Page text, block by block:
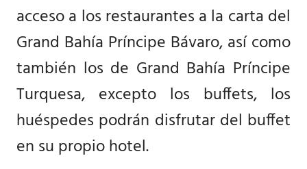
acceso a los restaurantes a la carta del
Grand Bahía Príncipe Bávaro, así como
también los de Grand Bahía Príncipe
Turquesa, excepto los buffets, los
huéspedes podrán disfrutar del buffet
en su propio hotel.